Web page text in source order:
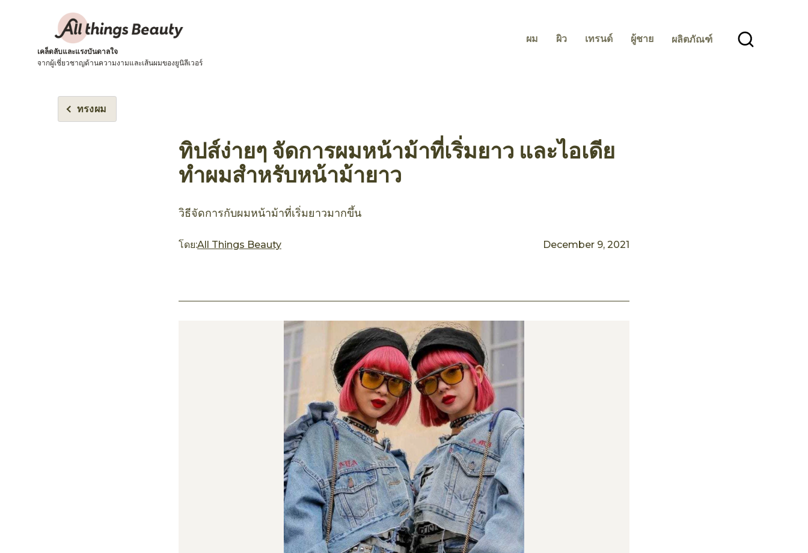
เคล็ดลับและแรงบันดาลใจ
จากผู้เชี่ยวชาญด้านความงามและเส้นผมของยูนิลีเวอร์
ผม ผิว เทรนด์ ผู้ชาย ผลิตภัณฑ์
ทรงผม
ทิปส์ง่ายๆ จัดการผมหน้าม้าที่เริ่มยาว และไอเดีย
ทำผมสำหรับหน้าม้ายาว
วิธีจัดการกับผมหน้าม้าที่เริ่มยาวมากขึ้น
โดย:All Things Beauty December 9, 2021